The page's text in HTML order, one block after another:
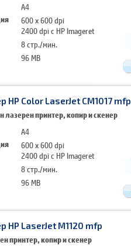
A4
600 x 600 dpi
2400 dpi с HP Imageret
8 стр./мин.
96 MB
HP Color LaserJet CM1017 mfp
лазерен принтер, копир и скенер
A4
600 x 600 dpi
2400 dpi с HP Imageret
8 стр./мин.
96 MB
HP LaserJet M1120 mfp
принтер, копир и скенер